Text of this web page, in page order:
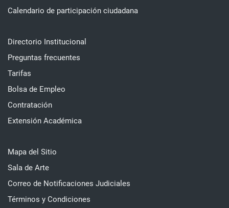
Calendario de participación ciudadana
Directorio Institucional
Preguntas frecuentes
Tarifas
Bolsa de Empleo
Contratación
Extensión Académica
Mapa del Sitio
Sala de Arte
Correo de Notificaciones Judiciales
Términos y Condiciones